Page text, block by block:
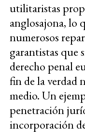
utilitaristas
anglosajona, lo
numerosos
garantistas que
derecho penal
fin de la verdad
medio. Un
penetración
incorporación